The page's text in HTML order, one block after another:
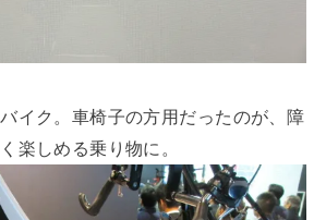
イク。車椅子の方用だったのが、障
楽しめる乗り物に。